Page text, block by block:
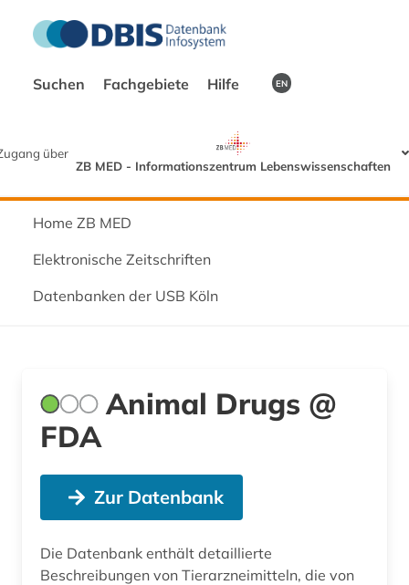
Suchen Fachgebiete Hilfe EN
über
ZB MED - Informationszentrum Lebenswissenschaften
Home ZB MED
Elektronische Zeitschriften
Datenbanken der USB Köln
Animal Drugs @
FDA
Zur Datenbank
Die Datenbank enthält detaillierte
Beschreibungen von Tierarzneimitteln, die von